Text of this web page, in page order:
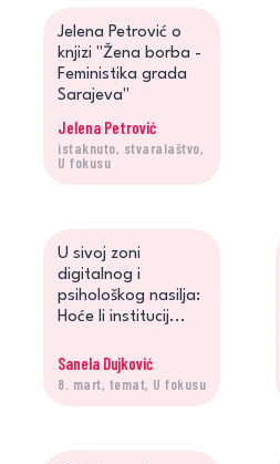
Jelena Petrović o
knjizi "Žena borba -
Feministika grada
Sarajeva"
Jelena Petrović
istaknuto, stvaralaštvo,
U fokusu
U sivoj zoni
digitalnog i
psihološkog nasilja:
Hoće li institucij...
Sanela Dujković
8. mart, temat, U fokusu